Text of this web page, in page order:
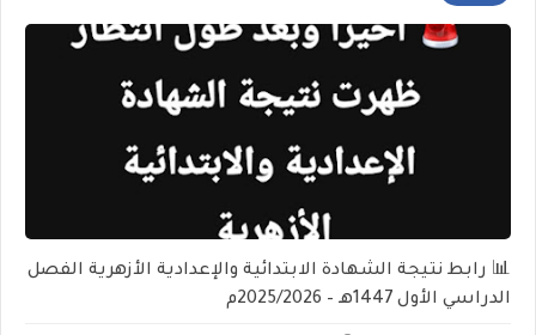
📊 رابط نتيجة الشهادة الابتدائية والإعدادية الأزهرية الفصل
الدراسي الأول 1447هـ – 2025/2026م